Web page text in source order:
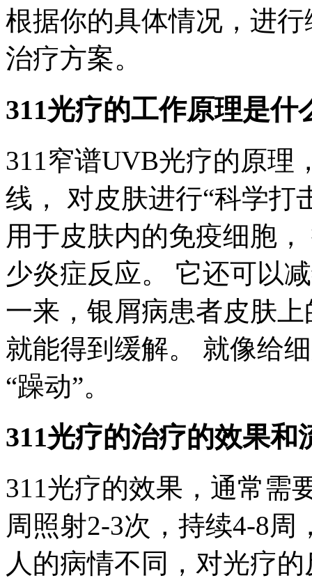
根据你的具体情况，进
治疗方案。
311光疗的工作原理是什
311窄谱UVB光疗的原理
线， 对皮肤进行“科学打
用于皮肤内的免疫细胞
少炎症反应。 它还可以
一来，银屑病患者皮肤
就能得到缓解。 就像给
“躁动”。
311光疗的治疗的效果和
311光疗的效果，通常需
周照射2-3次，持续4-8
人的病情不同，对光疗